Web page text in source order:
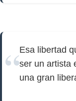
Esa libertad
ser un artista
una gran